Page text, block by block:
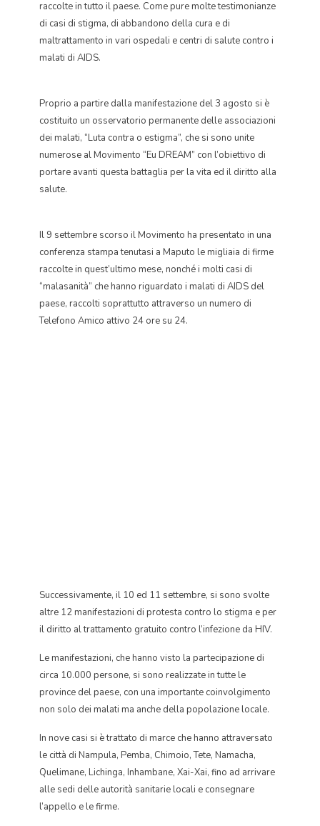
raccolte in tutto il paese. Come pure molte testimonianze
di casi di stigma, di abbandono della cura e di
maltrattamento in vari ospedali e centri di salute contro i
malati di AIDS.
Proprio a partire dalla manifestazione del 3 agosto si è
costituito un osservatorio permanente delle associazioni
dei malati, “Luta contra o estigma”, che si sono unite
numerose al Movimento “Eu DREAM” con l’obiettivo di
portare avanti questa battaglia per la vita ed il diritto alla
salute.
Il 9 settembre scorso il Movimento ha presentato in una
conferenza stampa tenutasi a Maputo le migliaia di firme
raccolte in quest’ultimo mese, nonché i molti casi di
“malasanità” che hanno riguardato i malati di AIDS del
paese, raccolti soprattutto attraverso un numero di
Telefono Amico attivo 24 ore su 24.
Successivamente, il 10 ed 11 settembre, si sono svolte
altre 12 manifestazioni di protesta contro lo stigma e per
il diritto al trattamento gratuito contro l’infezione da HIV.
Le manifestazioni, che hanno visto la partecipazione di
circa 10.000 persone, si sono realizzate in tutte le
province del paese, con una importante coinvolgimento
non solo dei malati ma anche della popolazione locale.
In nove casi si è trattato di marce che hanno attraversato
le città di Nampula, Pemba, Chimoio, Tete, Namacha,
Quelimane, Lichinga, Inhambane, Xai-Xai, fino ad arrivare
alle sedi delle autorità sanitarie locali e consegnare
l’appello e le firme.